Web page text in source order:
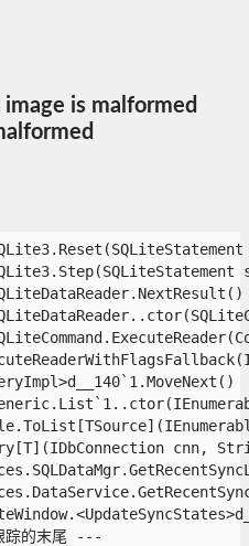
is malformed
cnn,
踪的末尾 ---